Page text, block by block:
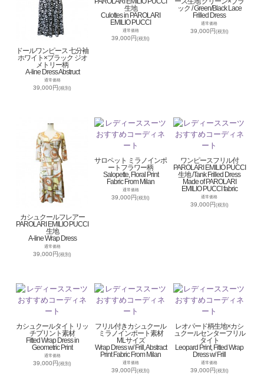
ドールワンピース 七分袖
ホワイト×ブラック ジオ
メトリー柄
A-line Dress Abstruct
通常価格
39,000円(税別)
生地
Culottes in PAROLARI
EMILIO PUCCI
通常価格
39,000円(税別)
ック / Green/Black Lace
Frilled Dress
通常価格
39,000円(税別)
カシュクールフレアー
PAROLARI EMILIO PUCCI
生地
A-line Wrap Dress
通常価格
39,000円(税別)
サロペット ミラノインポ
ートフラワー柄
Salopette, Floral Print
Fabric From Milan
通常価格
39,000円(税別)
ワンピースフリル付
PAROLARI EMILIO PUCCI
生地 /Tank Frilled Dress
Made of PAROLARI
EMILIO PUCCI fabric
通常価格
39,000円(税別)
カシュクールタイト リッ
チプリント素材
Fitted Wrap Dress in
Geometric Print
通常価格
39,000円(税別)
フリル付きカシュクール
ミラノインポート素材
MLサイズ
Wrap Dress w/ Frill, Abstract
Print Fabric From Milan
通常価格
39,000円(税別)
レオパード柄生地×カシ
ュクールセンターフリル
タイト
Leopard Print, Fitted Wrap
Dress w/ Frill
通常価格
39,000円(税別)